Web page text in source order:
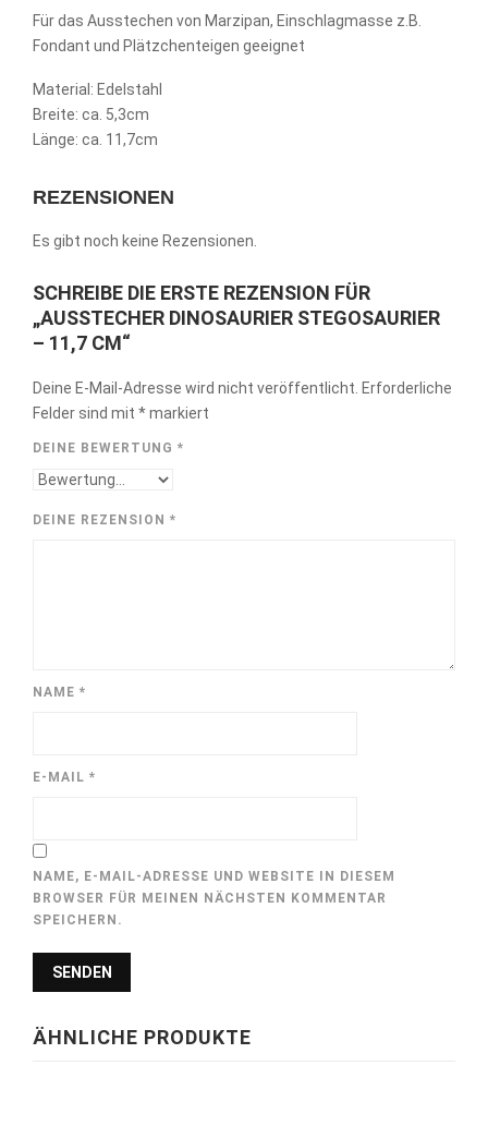
Für das Ausstechen von Marzipan, Einschlagmasse z.B.
Fondant und Plätzchenteigen geeignet
Material: Edelstahl
Breite: ca. 5,3cm
Länge: ca. 11,7cm
REZENSIONEN
Es gibt noch keine Rezensionen.
SCHREIBE DIE ERSTE REZENSION FÜR
„AUSSTECHER DINOSAURIER STEGOSAURIER
– 11,7 CM“
Deine E-Mail-Adresse wird nicht veröffentlicht. Erforderliche
Felder sind mit *markiert
DEINE BEWERTUNG *
DEINE REZENSION *
NAME *
E-MAIL *
NAME, E-MAIL-ADRESSE UND WEBSITE IN DIESEM
BROWSER FÜR MEINEN NÄCHSTEN KOMMENTAR
SPEICHERN.
ÄHNLICHE PRODUKTE